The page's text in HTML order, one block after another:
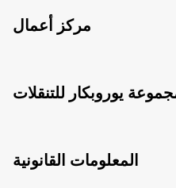
مركز أعمال
يوروبكار للتنقلات
المعلومات القانونية